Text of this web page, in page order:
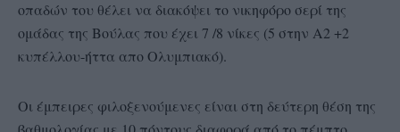
οπαδών του θέλει να διακόψει το νικηφόρο σερί της
ομάδας της Βούλας που έχει 7 /8 νίκες (5 στην Α2 +2
κυπέλλου-ήττα απο Ολυμπιακό).
Οι έμπειρες φιλοξενούμενες είναι στη δεύτερη θέση της